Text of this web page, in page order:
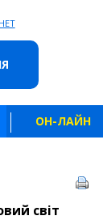
ОН-ЛАЙН
світ